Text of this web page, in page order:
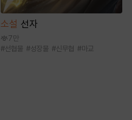
소설 선자
7만
#선협물 #성장물 #신무협 #마교